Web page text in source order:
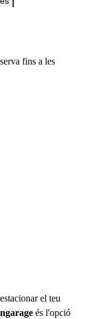
fins a les
el teu
és l'opció